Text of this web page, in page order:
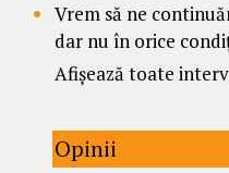
Vrem să ne
dar nu în orice
Afișează toate
Opinii